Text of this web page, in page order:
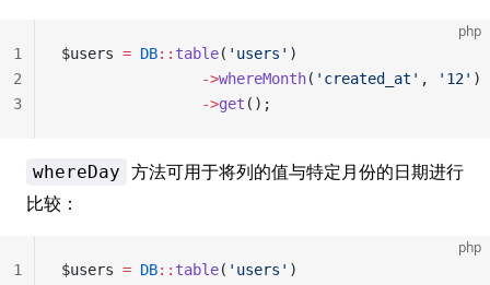
php
$users = DB:: table( 'users' )
                ->
whereMonth( 'created_at' , '12' )
                ->
get ();
1
2
3
whereDay 方法可用于将列的值与特定月份的日期进行
比较：
php
$users = DB:: table( 'users' )
1